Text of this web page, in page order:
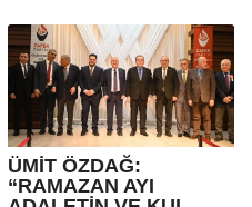
ÜMİT ÖZDAĞ:
“RAMAZAN AYI